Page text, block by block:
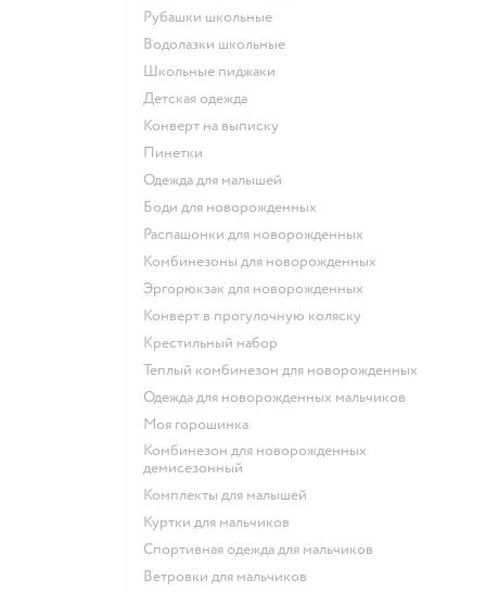
Рубашки школьные
Водолазки школьные
Школьные пиджаки
Детская одежда
Конверт на выписку
Пинетки
Одежда для малышей
Боди для новорожденных
Распашонки для новорожденных
Комбинезоны для новорожденных
Эргорюкзак для новорожденных
Конверт в прогулочную коляску
Крестильный набор
Теплый комбинезон для новорожденных
Одежда для новорожденных мальчиков
Моя горошинка
Комбинезон для новорожденных
демисезонный
Комплекты для малышей
Куртки для мальчиков
Спортивная одежда для мальчиков
Ветровки для мальчиков